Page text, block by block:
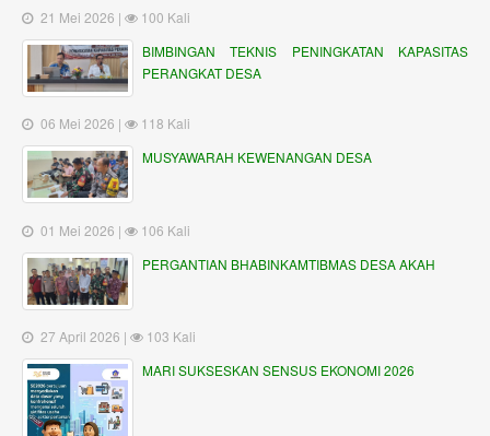
21 Mei 2026 |
100 Kali
BIMBINGAN TEKNIS PENINGKATAN KAPASITAS
PERANGKAT DESA
06 Mei 2026 |
118 Kali
MUSYAWARAH KEWENANGAN DESA
01 Mei 2026 |
106 Kali
PERGANTIAN BHABINKAMTIBMAS DESA AKAH
27 April 2026 |
103 Kali
MARI SUKSESKAN SENSUS EKONOMI 2026